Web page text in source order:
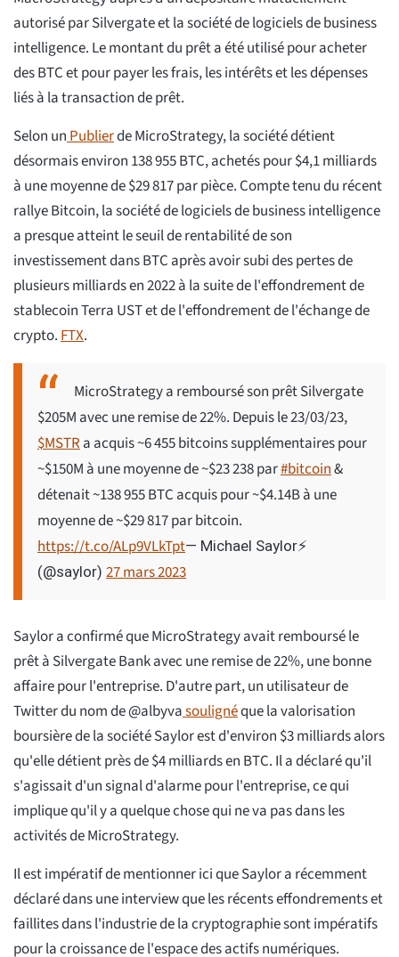
autorisé par Silvergate et la société de logiciels de business
intelligence. Le montant du prêt a été utilisé pour acheter
des BTC et pour payer les frais, les intérêts et les dépenses
liés à la transaction de prêt.
Selon unPublierde MicroStrategy, la société détient
désormais environ 138 955 BTC, achetés pour $4,1 milliards
à une moyenne de $29 817 par pièce. Compte tenu du récent
rallye Bitcoin, la société de logiciels de business intelligence
a presque atteint le seuil de rentabilité de son
investissement dans BTC après avoir subi des pertes de
plusieurs milliards en 2022 à la suite de l'effondrement de
stablecoin Terra UST et de l'effondrement de l'échange de
crypto.FTX.
MicroStrategy a remboursé son prêt Silvergate
$205M avec une remise de 22%. Depuis le 23/03/23,
$MSTRa acquis ~6 455 bitcoins supplémentaires pour
~$150M à une moyenne de ~$23 238 par#bitcoin&
détenait ~138 955 BTC acquis pour ~$4.14B à une
moyenne de ~$29 817 par bitcoin.
https://t.co/ALp9VLkTpt— Michael Saylor⚡️
(@saylor) 27 mars 2023
Saylor a confirmé que MicroStrategy avait remboursé le
prêt à Silvergate Bank avec une remise de 22%, une bonne
affaire pour l'entreprise. D'autre part, un utilisateur de
Twitter du nom de @albyvasoulignéque la valorisation
boursière de la société Saylor est d'environ $3 milliards alors
qu'elle détient près de $4 milliards en BTC. Il a déclaré qu'il
s'agissait d'un signal d'alarme pour l'entreprise, ce qui
implique qu'il y a quelque chose qui ne va pas dans les
activités de MicroStrategy.
Il est impératif de mentionner ici que Saylor a récemment
déclaré dans une interview que les récents effondrements et
faillites dans l'industrie de la cryptographie sont impératifs
pour la croissance de l'espace des actifs numériques.